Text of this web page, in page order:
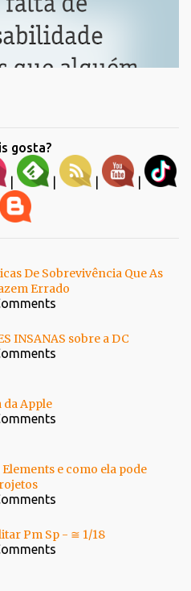
gosta?
| | | |
De Sobrevivência Que As
Errado
INSANAS sobre a DC
da Apple
Elements e como ela pode
Pm Sp - ≅ 1/18